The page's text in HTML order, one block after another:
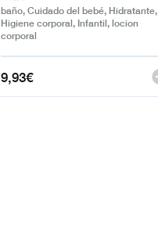
baño, Cuidado del bebé, Hidratante,
Higiene corporal, Infantil, locion
corporal
9,93€